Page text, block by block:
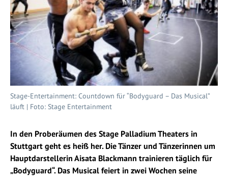
Stage-Entertainment: Countdown für “Bodyguard – Das Musical”
läuft | Foto: Stage Entertainment
In den Proberäumen des Stage Palladium Theaters in
Stuttgart geht es heiß her. Die Tänzer und Tänzerinnen um
Hauptdarstellerin Aisata Blackmann trainieren täglich für
„Bodyguard“. Das Musical feiert in zwei Wochen seine